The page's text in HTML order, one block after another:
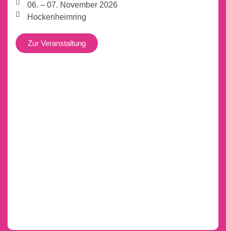
06. – 07. November 2026
Hockenheimring
Zur Veranstaltung